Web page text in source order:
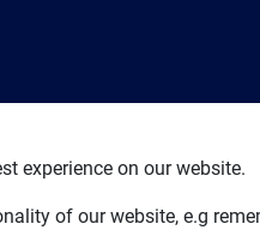
experience on our website.
of our website, e.g